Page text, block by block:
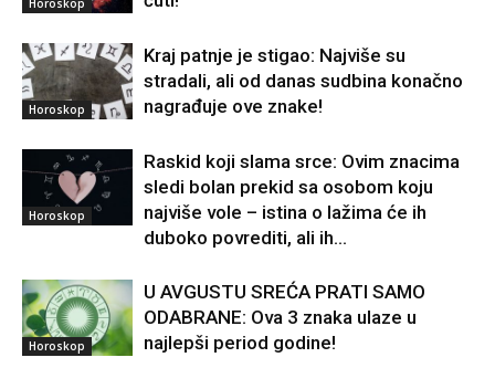
Horoskop
Horoskop
Kraj patnje je stigao: Najviše su
stradali, ali od danas sudbina konačno
nagrađuje ove znake!
Horoskop
Raskid koji slama srce: Ovim znacima
sledi bolan prekid sa osobom koju
najviše vole – istina o lažima će ih
duboko povrediti, ali ih...
Horoskop
U AVGUSTU SREĆA PRATI SAMO
ODABRANE: Ova 3 znaka ulaze u
najlepši period godine!